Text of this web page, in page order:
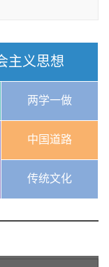
主义思想
两学一做
中国道路
传统文化